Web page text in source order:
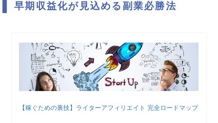
早期収益化が見込める副業必勝法
【稼ぐための裏技】ライターアフィリエイト 完全ロードマップ